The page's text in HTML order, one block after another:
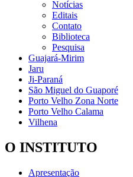
Notícias
Editais
Contato
Biblioteca
Pesquisa
Guajará-Mirim
Jaru
Ji-Paraná
São Miguel do Guaporé
Porto Velho Zona Norte
Porto Velho Calama
Vilhena
O INSTITUTO
Apresentação